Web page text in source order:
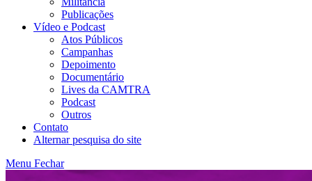
Publicações
Vídeo e Podcast
Atos Públicos
Campanhas
Depoimento
Documentário
Lives da CAMTRA
Podcast
Outros
Contato
Alternar pesquisa do site
Menu Fechar